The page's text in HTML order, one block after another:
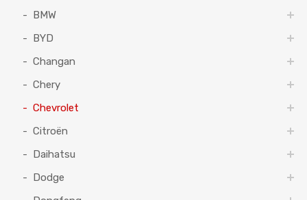
BMW
BYD
Changan
Chery
Chevrolet
Citroën
Daihatsu
Dodge